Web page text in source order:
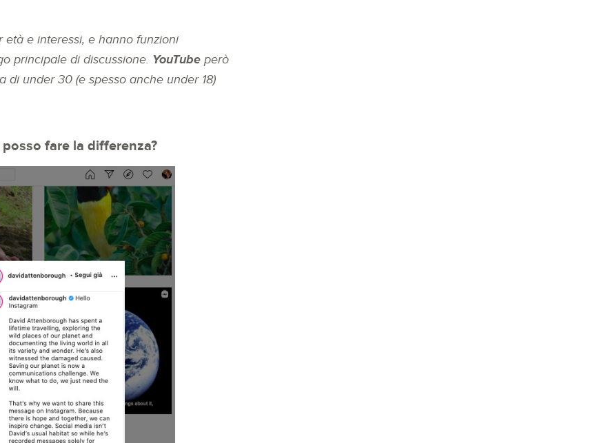
e interessi, e hanno funzioni
principale di discussione. YouTube però
under 30 (e spesso anche under 18)
fare la differenza?